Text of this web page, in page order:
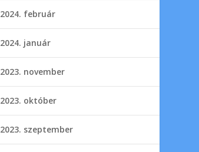
2024. február
2024. január
2023. november
2023. október
2023. szeptember